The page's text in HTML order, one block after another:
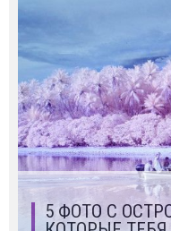
5 ФОТО С